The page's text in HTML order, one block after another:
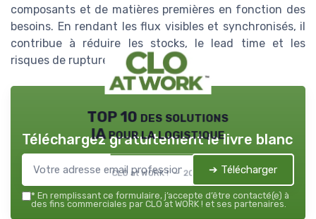
composants et de matières premières en fonction des
besoins. En rendant les flux visibles et synchronisés, il
contribue à réduire les stocks, le lead time et les
risques de rupture.
TOP 10 des solutions
IA pour la logistique
CLO at WORK ! — 2026
Téléchargez gratuitement le livre blanc
➔ Télécharger
* En remplissant ce formulaire, j’accepte d’être contacté(e) à
des fins commerciales par CLO at WORK ! et ses partenaires.